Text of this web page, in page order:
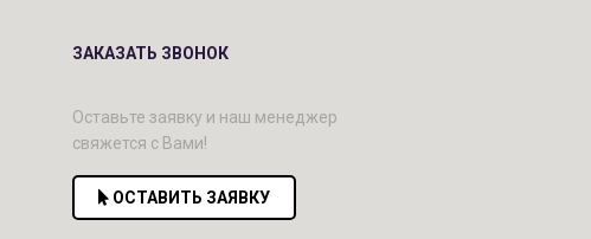
ЗАКАЗАТЬ ЗВОНОК
Оставьте заявку и наш менеджер
свяжется с Вами!
ОСТАВИТЬ ЗАЯВКУ